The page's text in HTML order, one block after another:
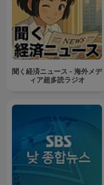
聞く経済ニュース - 海外メデ
ィア超多読ラジオ